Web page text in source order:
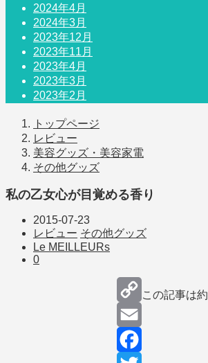
2024年4月
2024年3月
2023年12月
2023年11月
2023年4月
2023年3月
2023年2月
トップページ
レビュー
美容グッズ・美容家電
その他グッズ
私の乙女心が目覚める香り
2015-07-23
レビュー その他グッズ
Le MEILLEURs
0
この記事は約